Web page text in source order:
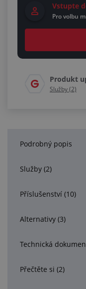
Vstupte
Pro volbu
Produkt
Služby (2)
Podrobný popis
Služby (2)
Příslušenství (10)
Alternativy (3)
Technická
Přečtěte si (2)